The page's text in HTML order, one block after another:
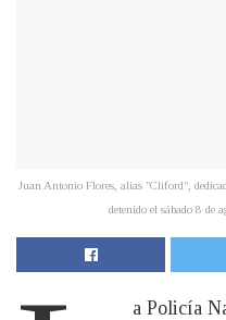
Juan Antonio Flores, alias "Cliford",
detenido el sábado 8 de
a Policía